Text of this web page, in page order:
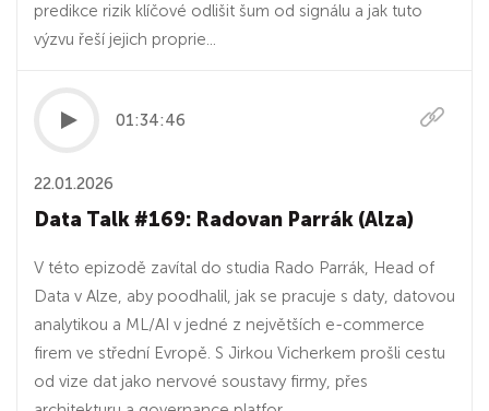
predikce rizik klíčové odlišit šum od signálu a jak tuto
výzvu řeší jejich proprie...
01:34:46
22.01.2026
Data Talk #169: Radovan Parrák (Alza)
V této epizodě zavítal do studia Rado Parrák, Head of
Data v Alze, aby poodhalil, jak se pracuje s daty, datovou
analytikou a ML/AI v jedné z největších e-commerce
firem ve střední Evropě. S Jirkou Vicherkem prošli cestu
od vize dat jako nervové soustavy firmy, přes